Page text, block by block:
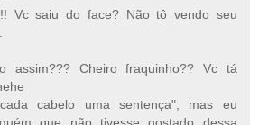
Vc saiu do face? Não tô vendo seu
assim??? Cheiro fraquinho?? Vc tá
cabelo uma sentença", mas eu